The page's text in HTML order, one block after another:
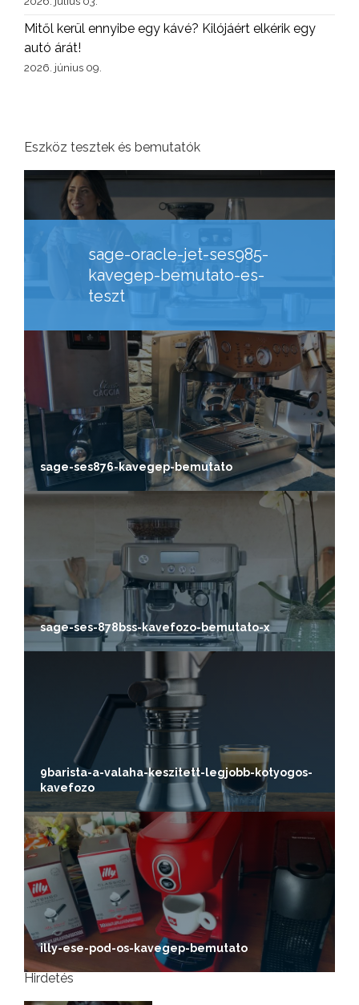
Mitől kerül ennyibe egy kávé? Kilójáért elkérik egy
autó árát!
2026. június 09.
Eszköz tesztek és bemutatók
sage-oracle-jet-ses985-
kavegep-bemutato-es-
teszt
sage-ses876-kavegep-bemutato
sage-ses-878bss-kavefozo-bemutato-x
9barista-a-valaha-keszitett-legjobb-kotyogos-
kavefozo
illy-ese-pod-os-kavegep-bemutato
Hirdetés